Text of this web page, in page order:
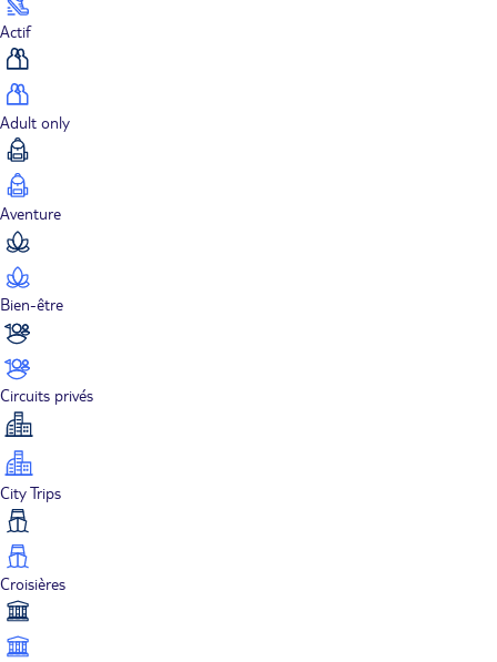
Actif
Adult only
Aventure
Bien-être
Circuits privés
City Trips
Croisières